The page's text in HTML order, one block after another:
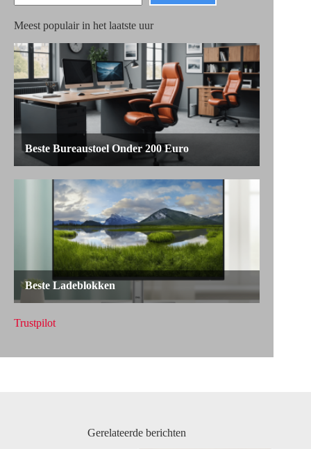
Meest populair in het laatste uur
Trustpilot
Gerelateerde berichten